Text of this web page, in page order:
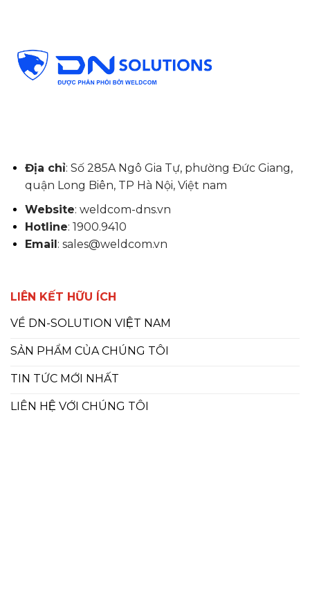
Địa chỉ: Số 285A Ngô Gia Tự, phường Đức Giang,
quận Long Biên, TP Hà Nội, Việt nam
Website: weldcom-dns.vn
Hotline: 1900.9410
Email: sales@weldcom.vn
LIÊN KẾT HỮU ÍCH
VỀ DN-SOLUTION VIỆT NAM
SẢN PHẨM CỦA CHÚNG TÔI
TIN TỨC MỚI NHẤT
LIÊN HỆ VỚI CHÚNG TÔI